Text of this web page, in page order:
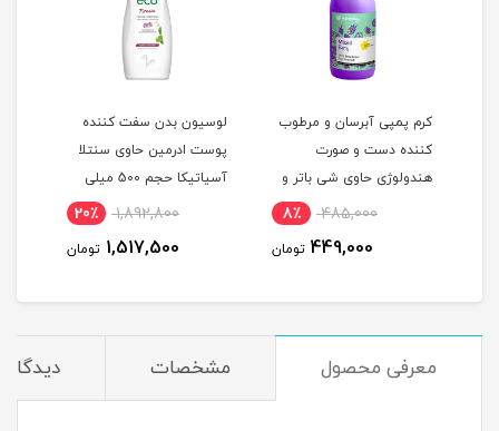
کرم پمپی آبرسان و مرطوب
کننده دست و صورت
هندولوژی حاوی شی باتر و
ویتامین E رایحه میکس
485,000 8٪
449,000 تومان
لوسیون بدن سفت کننده
پوست ادرمین حاوی سنتلا
آسیاتیکا حجم 500 میلی
1,892,800 20٪
1,517,500 تومان
معرفی محصول مشخصات